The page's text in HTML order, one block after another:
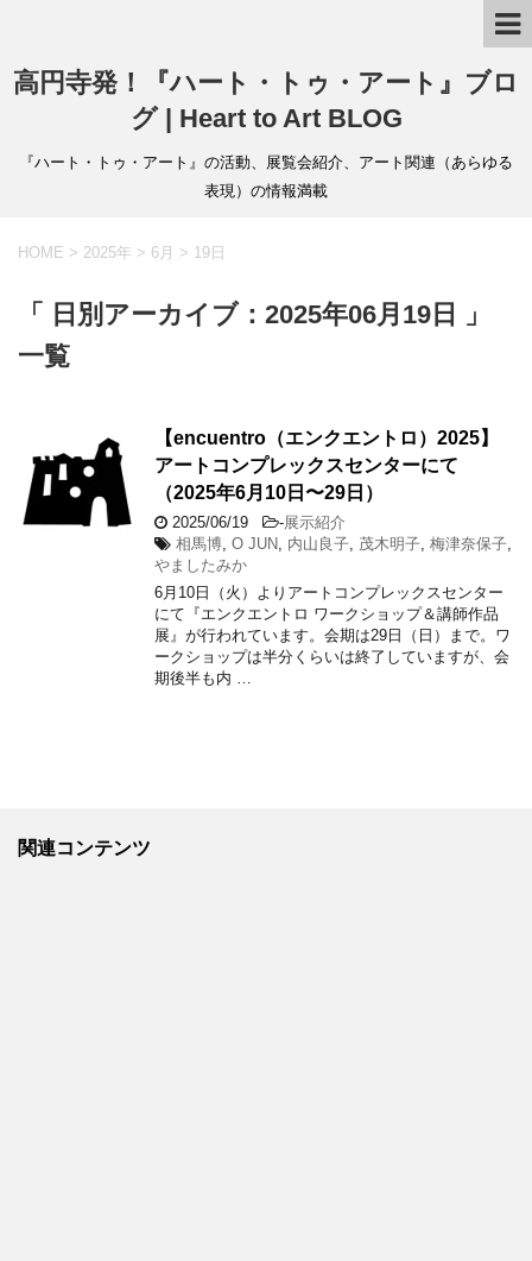
高円寺発！『ハート・トゥ・アート』ブロ
グ | Heart to Art BLOG
『ハート・トゥ・アート』の活動、展覧会紹介、アート関連（あらゆる
表現）の情報満載
HOME > 2025年 > 6月 > 19日
「 日別アーカイブ：2025年06月19日 」
一覧
【encuentro（エンクエントロ）2025】
アートコンプレックスセンターにて
（2025年6月10日〜29日）
2025/06/19 -展示紹介
相馬博 O JUN 内山良子 茂木明子 梅津奈保子
やましたみか
6月10日（火）よりアートコンプレックスセンター
にて『エンクエントロ ワークショップ＆講師作品
展』が行われています。会期は29日（日）まで。ワ
ークショップは半分くらいは終了していますが、会
期後半も内 …
関連コンテンツ